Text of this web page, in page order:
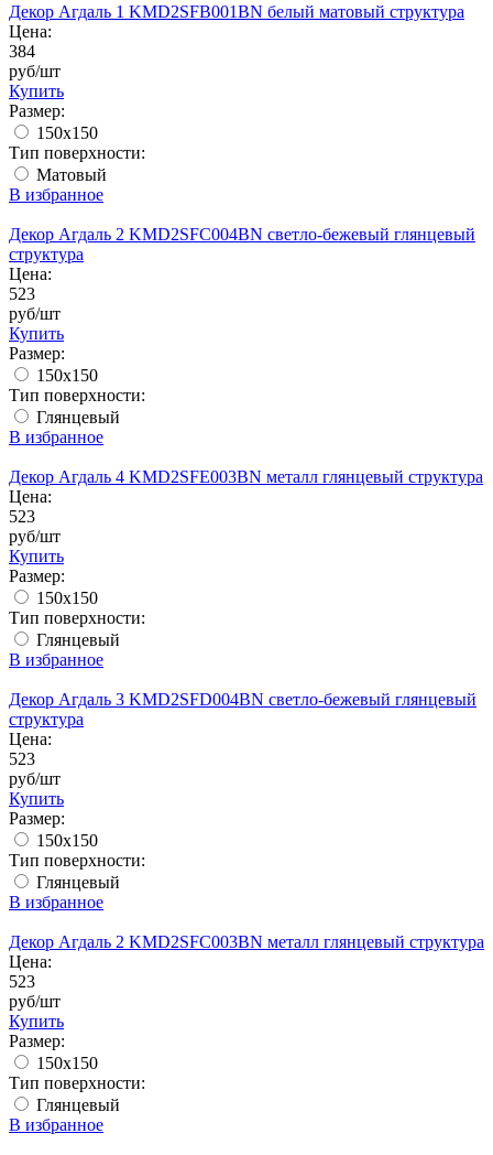
Декор Агдаль 1 KMD2SFB001BN белый матовый структура
Цена:
384
руб/шт
Купить
Размер:
150x150
Тип поверхности:
Матовый
В избранное
Декор Агдаль 2 KMD2SFC004BN светло-бежевый глянцевый
структура
Цена:
523
руб/шт
Купить
Размер:
150x150
Тип поверхности:
Глянцевый
В избранное
Декор Агдаль 4 KMD2SFE003BN металл глянцевый структура
Цена:
523
руб/шт
Купить
Размер:
150x150
Тип поверхности:
Глянцевый
В избранное
Декор Агдаль 3 KMD2SFD004BN светло-бежевый глянцевый
структура
Цена:
523
руб/шт
Купить
Размер:
150x150
Тип поверхности:
Глянцевый
В избранное
Декор Агдаль 2 KMD2SFC003BN металл глянцевый структура
Цена:
523
руб/шт
Купить
Размер:
150x150
Тип поверхности:
Глянцевый
В избранное